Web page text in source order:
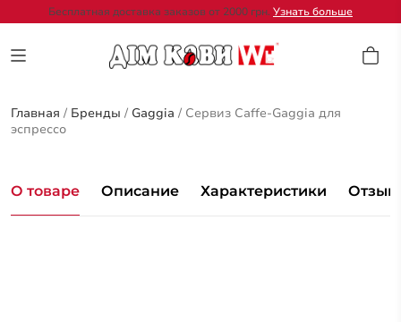
Бесплатная доставка заказов от 2000 грн. Узнать больше
Главная / Бренды / Gaggia / Сервиз Caffe-Gaggia для
эспрессо
О товаре Описание Характеристики